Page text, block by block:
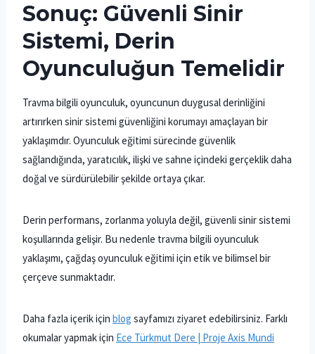
Sonuç: Güvenli Sinir
Sistemi, Derin
Oyunculuğun Temelidir
Travma bilgili oyunculuk, oyuncunun duygusal derinliğini
artırırken sinir sistemi güvenliğini korumayı amaçlayan bir
yaklaşımdır. Oyunculuk eğitimi sürecinde güvenlik
sağlandığında, yaratıcılık, ilişki ve sahne içindeki gerçeklik daha
doğal ve sürdürülebilir şekilde ortaya çıkar.
Derin performans, zorlanma yoluyla değil, güvenli sinir sistemi
koşullarında gelişir. Bu nedenle travma bilgili oyunculuk
yaklaşımı, çağdaş oyunculuk eğitimi için etik ve bilimsel bir
çerçeve sunmaktadır.
Daha fazla içerik için blog sayfamızı ziyaret edebilirsiniz. Farklı
okumalar yapmak için Ece Türkmut Dere | Proje Axis Mundi